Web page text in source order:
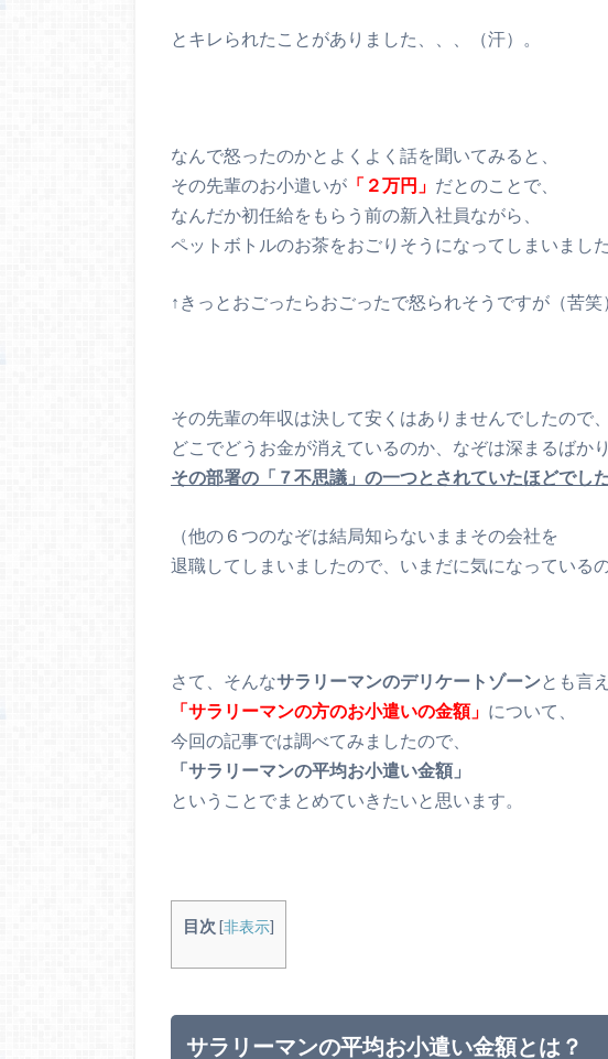
とキレられたことがありました、、、（汗）。
なんで怒ったのかとよくよく話を聞いてみると、
その先輩のお小遣いが 「２万円」 だとのことで、
なんだか初任給をもらう前の新入社員ながら、
ペットボトルのお茶をおごりそうになってしまいました
↑きっとおごったらおごったで怒られそうですが（苦笑
その先輩の年収は決して安くはありませんでしたので、
どこでどうお金が消えているのか、なぞは深まるばか
その部署の「７不思議」の一つとされていたほどでした
（他の６つのなぞは結局知らないままその会社を
退職してしまいましたので、いまだに気になっているの
さて、そんなサラリーマンのデリケートゾーンとも言
「サラリーマンの方のお小遣いの金額」 について、
今回の記事では調べてみましたので、
「サラリーマンの平均お小遣い金額」
ということでまとめていきたいと思います。
目次 [非表示]
サラリーマンの平均お小遣い金額とは？